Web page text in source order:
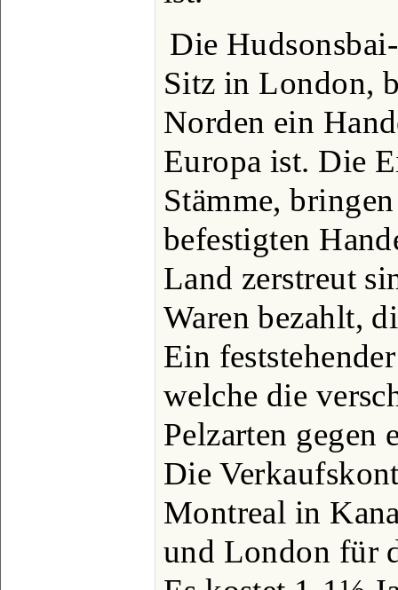
Die
Sitz in London,
Norden ein
Europa ist. Die
Stämme,
befestigten
Land zerstreut
Waren bezahlt,
Ein
welche die
Pelzarten gegen
Die
Montreal in
und London für